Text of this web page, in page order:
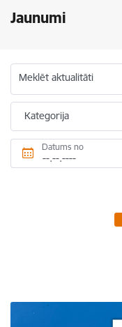
Jaunumi
Meklēt aktualitāti
Kategorija
Datums no